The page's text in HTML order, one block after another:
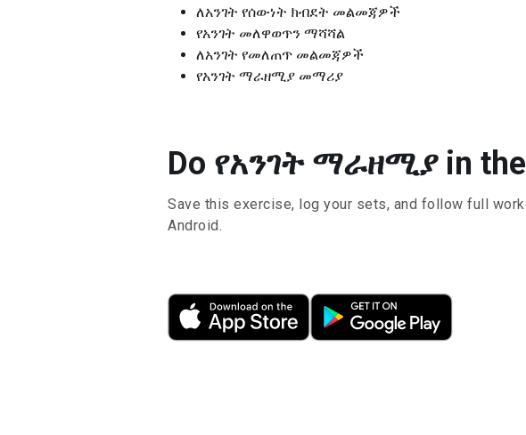
ለአንገት የሰውነት ክብደት መልመጃዎች
የአንገት መለዋወጥን ማሻሻል
ለአንገት የመለጠጥ መልመጃዎች
የአንገት ማራዘሚያ መማሪያ
Do የአንገት ማራዘሚያ in the
Save this exercise, log your sets, and follow full
Android.